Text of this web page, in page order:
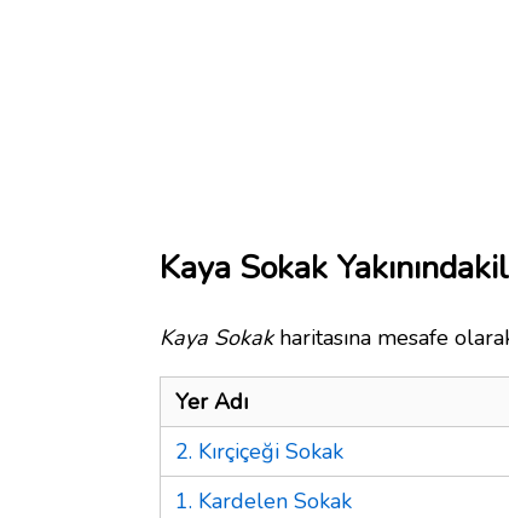
Kaya Sokak
Kaya Sokakharitasına mesafe
Yer Adı
2. Kırçiçeği Sokak
1. Kardelen Sokak